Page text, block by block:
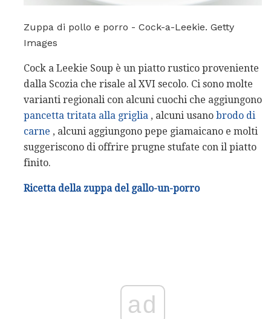
Zuppa di pollo e porro - Cock-a-Leekie. Getty
Images
Cock a Leekie Soup è un piatto rustico proveniente
dalla Scozia che risale al XVI secolo. Ci sono molte
varianti regionali con alcuni cuochi che aggiungono
pancetta tritata alla griglia , alcuni usano brodo di
carne , alcuni aggiungono pepe giamaicano e molti
suggeriscono di offrire prugne stufate con il piatto
finito.
Ricetta della zuppa del gallo-un-porro
ad